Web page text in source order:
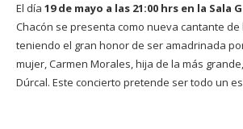
El día 19 de mayo a las 21:00 hrs en la Sala
Chacón se presenta como nueva cantante de
teniendo el gran honor de ser amadrinada
mujer, Carmen Morales, hija de la más
Dúrcal. Este concierto pretende ser todo un